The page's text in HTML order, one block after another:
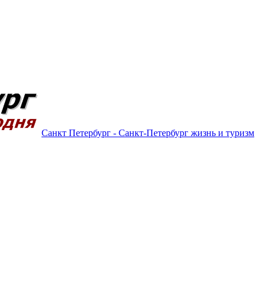
Санкт Петербург - Санкт-Петербург жизнь и туризм